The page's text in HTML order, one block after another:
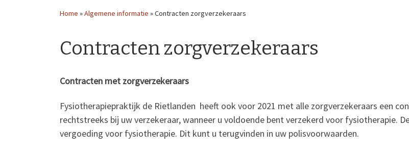
Home »Algemene informatie »Contracten zorgverzekeraars
Contracten zorgverzekeraars
Contracten met zorgverzekeraars
Fysiotherapiepraktijk de Rietlanden heeft ook voor 2021 met alle zorgverzekeraars een
rechtstreeks bij uw verzekeraar, wanneer u voldoende bent verzekerd voor fysiotherapie.
vergoeding voor fysiotherapie. Dit kunt u terugvinden in uw polisvoorwaarden.